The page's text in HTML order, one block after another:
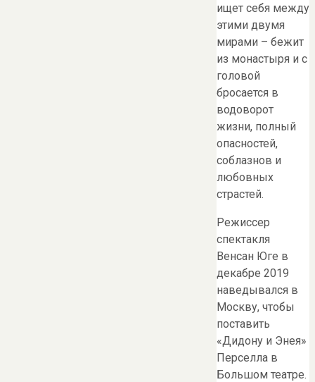
ищет себя между
этими двумя
мирами – бежит
из монастыря и с
головой
бросается в
водоворот
жизни, полный
опасностей,
соблазнов и
любовных
страстей.
Режиссер
спектакля
Венсан Юге в
декабре 2019
наведывался в
Москву, чтобы
поставить
«Дидону и Энея»
Перселла в
Большом театре.